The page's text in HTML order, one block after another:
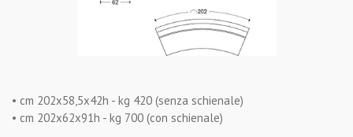
• cm 202x58,5x42h - kg 420 (senza schienale)
• cm 202x62x91h - kg 700 (con schienale)